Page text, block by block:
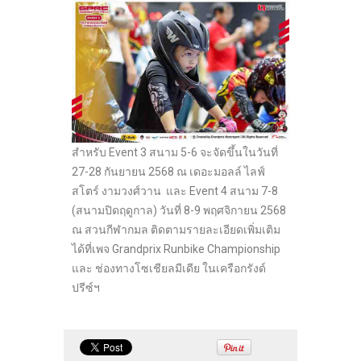
สำหรับ Event 3 สนาม 5-6 จะจัดขึ้นในวันที่
27-28 กันยายน 2568 ณ เดอะมอลล์ ไลฟ์
สโตร์ งามวงศ์วาน และ Event 4 สนาม 7-8
(สนามปิดฤดูกาล) วันที่ 8-9 พฤศจิกายน 2568
ณ สวนกีฬากมล ติดตามรายละเอียดเพิ่มเติม
ได้ที่เพจ Grandprix Runbike Championship
และ ช่องทางโซเชียลมีเดีย ในเครือกรังด์
ปรีซ์ฯ